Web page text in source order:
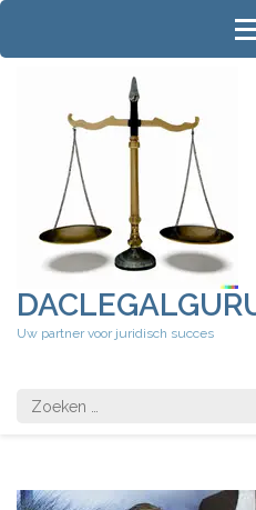
Ga
inhoud
Uw partner voor juridisch succes